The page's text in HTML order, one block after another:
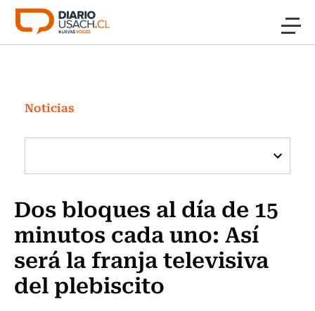
Click acá para ir directamente al contenido
Investigación
Cultura
Programas Radio y TV Usach
Noticias
Dos bloques al día de 15
minutos cada uno: Así
será la franja televisiva
del plebiscito